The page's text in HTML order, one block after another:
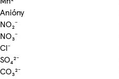
Anióny
NO₂⁻
NO₃⁻
Cl⁻
SO₄²⁻
CO₃²⁻